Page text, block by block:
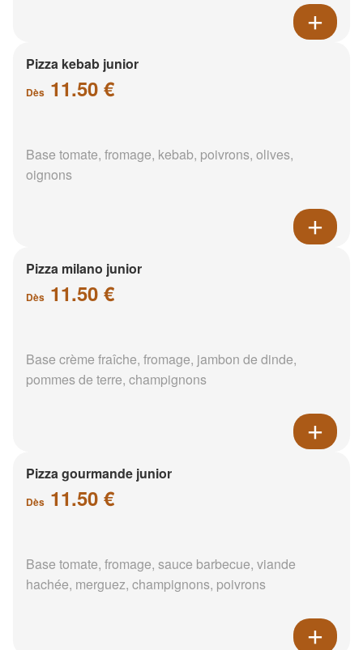
Pizza kebab junior
Dès 11.50 €
Base tomate, fromage, kebab, poivrons, olives,
oignons
Pizza milano junior
Dès 11.50 €
Base crème fraîche, fromage, jambon de dinde,
pommes de terre, champignons
Pizza gourmande junior
Dès 11.50 €
Base tomate, fromage, sauce barbecue, viande
hachée, merguez, champignons, poivrons